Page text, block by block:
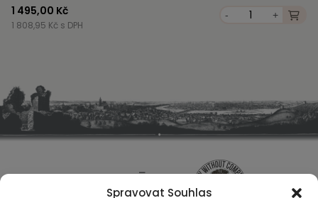
Spravovat Souhlas
1 495,00 Kč
1 808,95 Kč s DPH
- +